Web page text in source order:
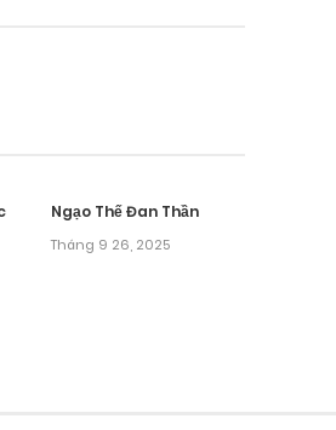
Ngạo Thế Đan Thần
Tháng 9 26, 2025